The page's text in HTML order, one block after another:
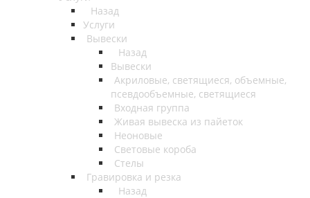
Назад
Услуги
Вывески
Назад
Вывески
Акриловые, светящиеся, объемные,
псевдообъемные, светящиеся
Входная группа
Живая вывеска из пайеток
Неоновые
Световые короба
Стелы
Гравировка и резка
Назад